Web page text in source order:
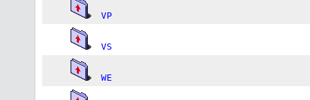
VP
VS
WE